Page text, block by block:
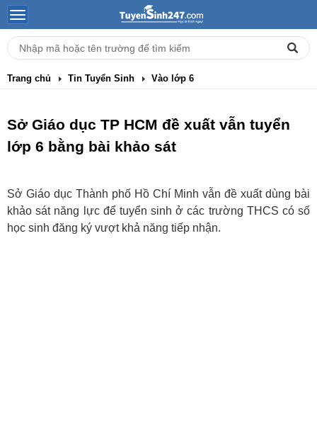
Trang chủ Tin Tuyển Sinh Vào lớp 6
Sở Giáo dục TP HCM đề xuất vẫn tuyển
lớp 6 bằng bài khảo sát
Sở Giáo dục Thành phố Hồ Chí Minh vẫn đề xuất dùng bài
khảo sát năng lực để tuyển sinh ở các trường THCS có số
học sinh đăng ký vượt khả năng tiếp nhận.